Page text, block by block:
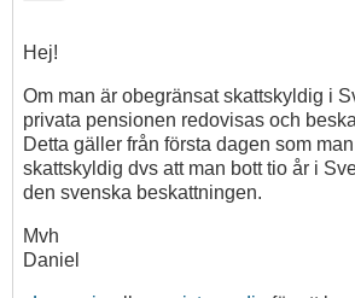
Hej!
Om man är obegränsat skattskyldig i
privata pensionen redovisas och
Detta gäller från första dagen som
skattskyldig dvs att man bott tio år i
den svenska beskattningen.
Mvh
Daniel